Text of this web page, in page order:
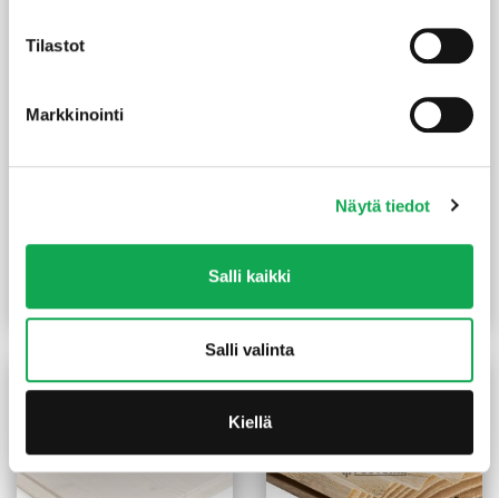
Tilastot
Markkinointi
Näytä tiedot
Salli kaikki
Salli valinta
Kiellä
10X212 mm
Lue lisää
Piiluhirsipaneeli 28X195
mm kuusi OK
10,70
Lue lisää